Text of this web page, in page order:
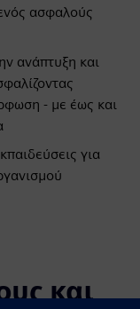
ασφαλούς
ανάπτυξη και
- με έως και
για
και